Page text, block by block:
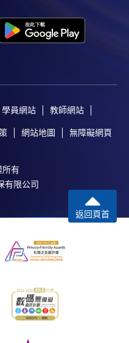
學員網站 教師網站
網站地圖 無障礙網頁
所有
有限公司
返回頁首